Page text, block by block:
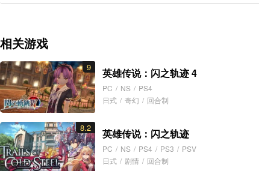
相关游戏
9 英雄传说：闪之轨迹 4
PC / NS / PS4
日式 / 奇幻 / 回合制
8.2 英雄传说：闪之轨迹
PC / NS / PS4 / PS3 / PSV
日式 / 剧情 / 回合制